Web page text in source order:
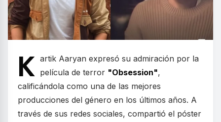
K artik Aaryan expresó su admiración por la
película de terror "Obsession",
calificándola como una de las mejores
producciones del género en los últimos años. A
través de sus redes sociales, compartió el póster